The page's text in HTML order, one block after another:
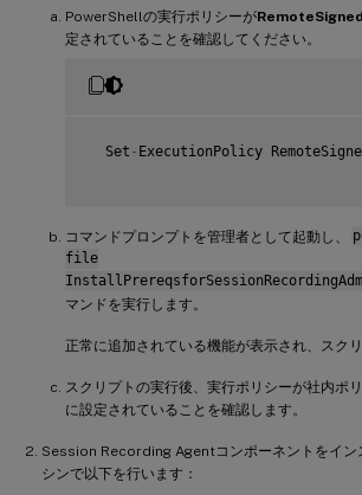
AddFeatures( 'Web-IP-Security'
       Write
-Host ( "This is not a
       Exit
       Import
Module ServerManager
'MSMQ'
#Message
else
try
           dism
}
catch
{
           Write
Host "Addition of
           Exit
1
       write
- Host
"Addition of
}
PowerShellの実行ポリシーがRemoteSigned
定されていることを確認してください。
  Set
- ExecutionPolicy
コマンドプロンプトを管理者として起動し、
file
マンドを実行します。
正常に追加されている機能が表示され、スク
スクリプトの実行後、実行ポリシーが社内ポ
に設定されていることを確認します。
Session Recording Agentコンポーネントをイン
シンで以下を行います：